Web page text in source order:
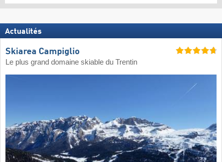
Actualités
Skiarea Campiglio
Le plus grand domaine skiable du Trentin